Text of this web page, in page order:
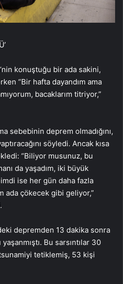
konuştuğu bir ada sakini,
“Bir hafta dayandım ama
bacaklarım titriyor,”
sebebinin deprem olmadığını,
söyledi. Ancak kısa
“Biliyor musunuz, bu
da yaşadım, iki büyük
ise her gün daha fazla
ada çökecek gibi geliyor,”
depremden 13 dakika sonra
Bu sarsıntılar 30
tetiklemiş, 53 kişi